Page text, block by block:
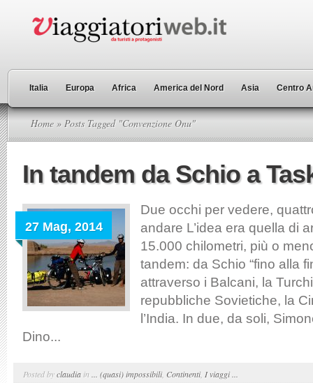
Italia Europa Africa America del Nord Asia Centro
Home » Posts Tagged "Convenzione Onu"
In tandem da Schio a
27 Mag, 2014
Due occhi per vedere,
andare L’idea era quella di
15.000 chilometri, più o
tandem: da Schio “fino alla
attraverso i Balcani, la
repubbliche Sovietiche, la
l’India. In due, da soli,
Dino...
Posted byclaudia in ... (quasi) impossibili, Continenti, I viaggi ...